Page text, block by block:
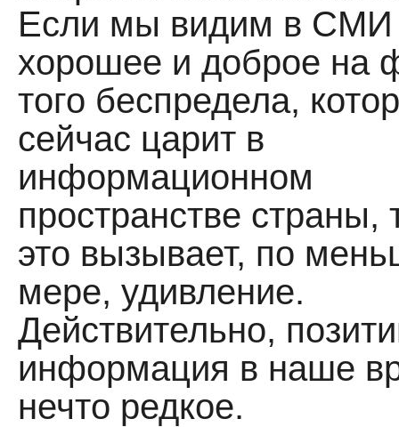
Если мы видим в СМИ
хорошее и доброе на
того беспредела,
сейчас царит в
информационном
пространстве страны,
это вызывает, по
мере, удивление.
Действительно,
информация в наше
нечто редкое.